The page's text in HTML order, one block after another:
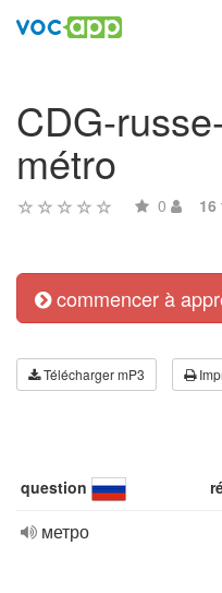
CDG-
métro
0
commencer à
Télécharger mP3
question
метро